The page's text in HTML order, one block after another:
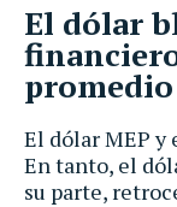
El dólar MEP y
En tanto, el
su parte,
El dólar
promedio